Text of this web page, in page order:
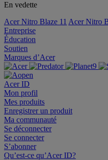
En vedette
Acer Nitro Blaze 11 Acer Nitro
Entreprise
Éducation
Soutien
Marques d’Acer
Acer ID
Mon profil
Mes produits
Enregistrer un produit
Ma communauté
Se déconnecter
Se connecter
S’abonner
Qu’est-ce qu’Acer ID?